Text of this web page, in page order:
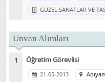
GÜZEL SANATLAR VE
Unvan Alımları
Öğretim Görevlisi
21-05-2013